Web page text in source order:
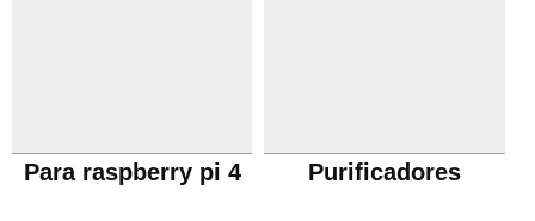
Para raspberry pi 4 Purificadores